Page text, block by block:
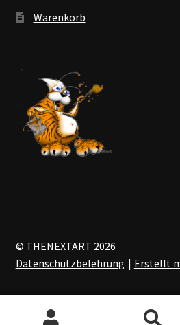
Warenkorb
© THENEXTART 2026
Datenschutzbelehrung
Erstellt